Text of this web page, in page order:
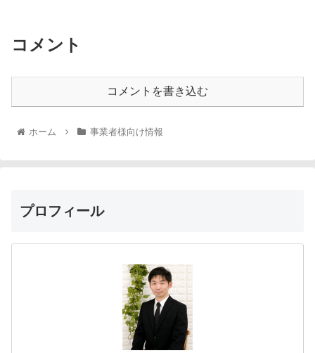
コメント
コメントを書き込む
ホーム 事業者様向け情報
プロフィール